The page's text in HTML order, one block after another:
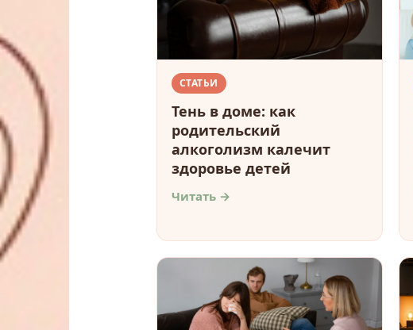
СТАТЬИ
Тень в доме: как
родительский
алкоголизм калечит
здоровье детей
Читать →